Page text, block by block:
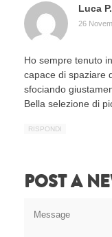
Luca P.
26
Ho sempre tenuto
capace di spaziare
sfociando
Bella selezione di
RISPONDI
POST A